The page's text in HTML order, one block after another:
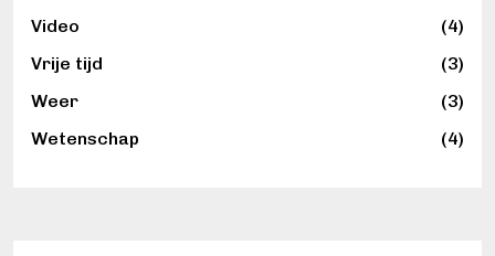
Video
(4)
Vrije tijd
(3)
Weer
(3)
Wetenschap
(4)